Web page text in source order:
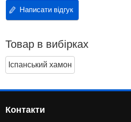
Написати відгук
Товар в вибірках
Іспанський хамон
Контакти